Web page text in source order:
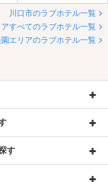
川口市のラブホテル一覧
すべてのラブホテル一覧
エリアのラブホテル一覧
す